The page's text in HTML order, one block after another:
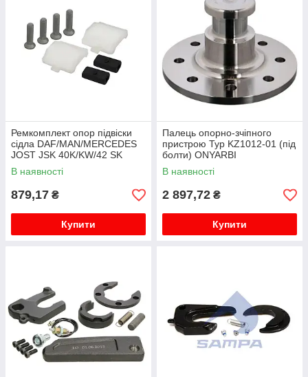
Ремкомплект опор підвіски
сідла DAF/MAN/MERCEDES
JOST JSK 40K/KW/42 SK
В наявності
879,17 ₴
Купити
Палець опорно-зчіпного
пристрою Typ KZ1012-01 (під
болти) ONYARBI
В наявності
2 897,72 ₴
Купити